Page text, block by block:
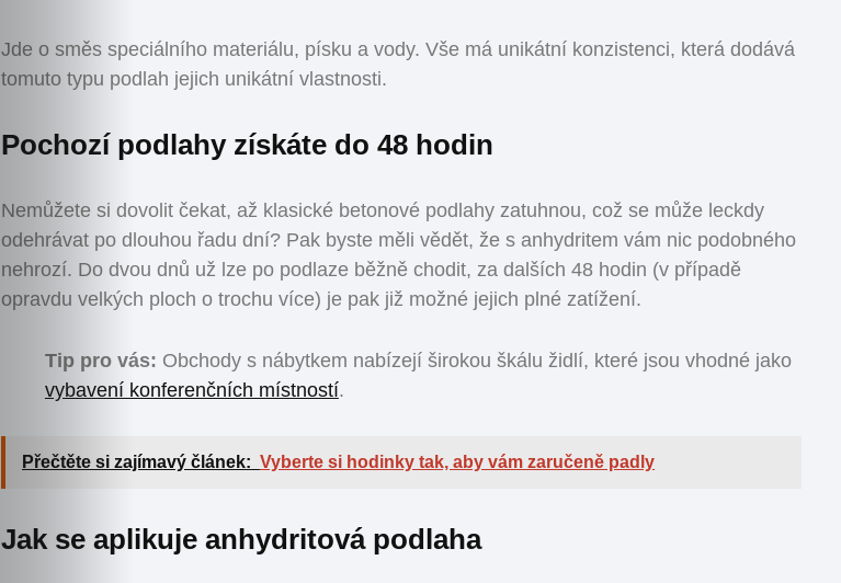
Jde o směs speciálního materiálu, písku a vody. Vše má unikátní konzistenci, která dodává
tomuto typu podlah jejich unikátní vlastnosti.
Pochozí podlahy získáte do 48 hodin
Nemůžete si dovolit čekat, až klasické betonové podlahy zatuhnou, což se může leckdy
odehrávat po dlouhou řadu dní? Pak byste měli vědět, že s anhydritem vám nic podobného
nehrozí. Do dvou dnů už lze po podlaze běžně chodit, za dalších 48 hodin (v případě
opravdu velkých ploch o trochu více) je pak již možné jejich plné zatížení.
Tip pro vás: Obchody s nábytkem nabízejí širokou škálu židlí, které jsou vhodné jako
vybavení konferenčních místností.
Přečtěte si zajímavý článek: Vyberte si hodinky tak, aby vám zaručeně padly
Jak se aplikuje anhydritová podlaha